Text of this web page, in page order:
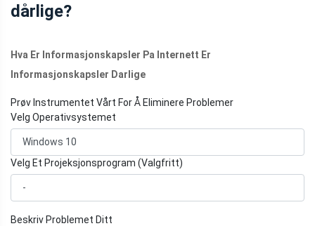
dårlige?
Hva Er Informasjonskapsler Pa Internett Er
Informasjonskapsler Darlige
Prøv Instrumentet Vårt For Å Eliminere Problemer
Velg Operativsystemet
Velg Et Projeksjonsprogram (Valgfritt)
Beskriv Problemet Ditt